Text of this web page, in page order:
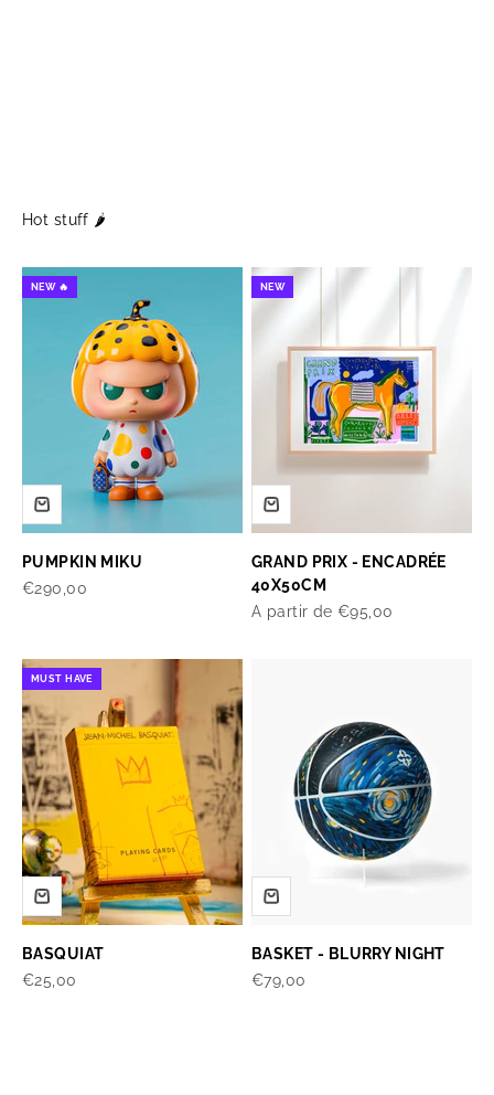
NEW 🔥
PUMPKIN MIKU
Prix de vente
€290,00
NEW
GRAND PRIX - ENCADRÉE
40X50CM
Prix de vente
A partir de €95,00
MUST HAVE
BASQUIAT
Prix de vente
€25,00
BASKET - BLURRY NIGHT
Prix de vente
€79,00